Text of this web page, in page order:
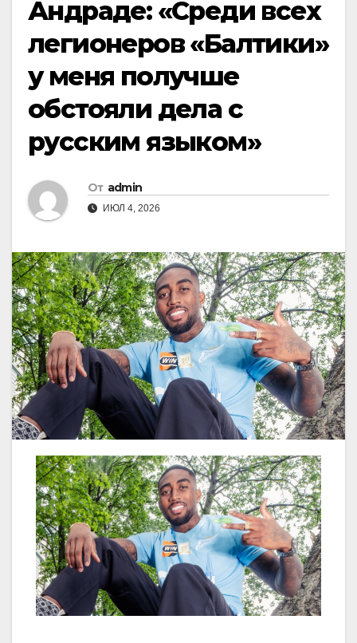
Андраде: «Среди всех
легионеров «Балтики»
у меня получше
обстояли дела с
русским языком»
От admin
ИЮЛ 4, 2026